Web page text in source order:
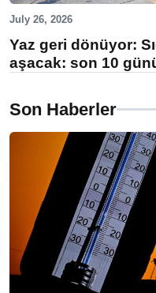
July 26, 2026
Yaz geri dönüyor:
aşacak: son 10
Son Haberler